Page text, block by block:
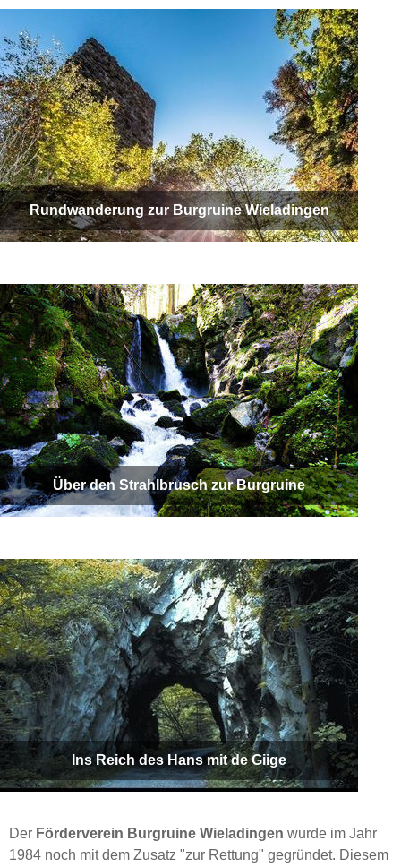
Rundwanderung zur Burgruine Wieladingen
Über den Strahlbrusch zur Burgruine
Ins Reich des Hans mit de Giige
Der Förderverein Burgruine Wieladingen wurde im Jahr
1984 noch mit dem Zusatz "zur Rettung" gegründet. Diesem